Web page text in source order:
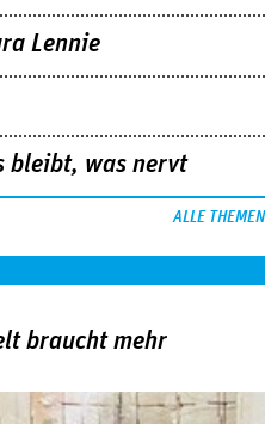
Lennie
bleibt, was nervt
ALLE THEMEN
braucht mehr